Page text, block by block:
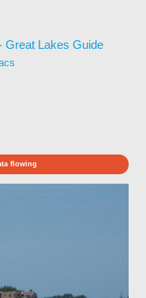
Great Lakes Guide
flowing